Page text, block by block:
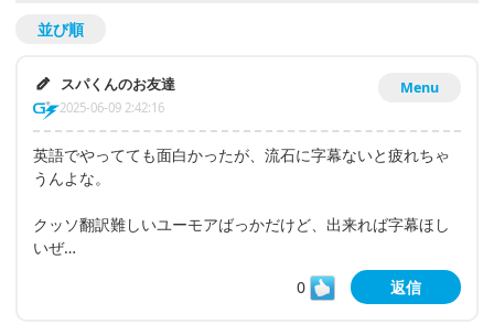
並び順
Menu
スパくんのお友達
2025-06-09 2:42:16
英語でやってても面白かったが、流石に字幕ないと疲れちゃ
うんよな。
クッソ翻訳難しいユーモアばっかだけど、出来れば字幕ほし
いぜ…
0
返信